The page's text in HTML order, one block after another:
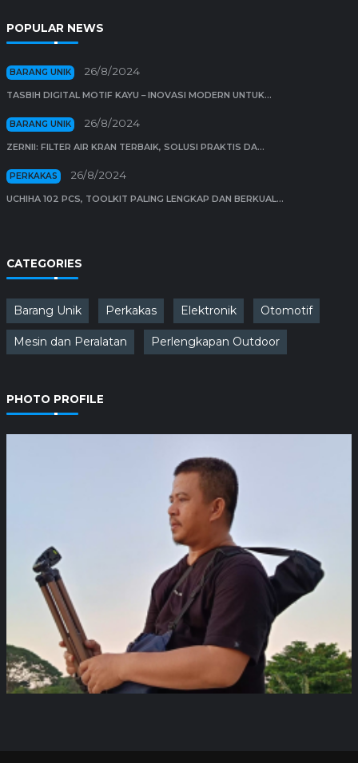
POPULAR NEWS
BARANG UNIK 26/8/2024
TASBIH DIGITAL MOTIF KAYU – INOVASI MODERN UNTUK...
BARANG UNIK 26/8/2024
ZERNII: FILTER AIR KRAN TERBAIK, SOLUSI PRAKTIS DA...
PERKAKAS 26/8/2024
UCHIHA 102 PCS, TOOLKIT PALING LENGKAP DAN BERKUAL...
CATEGORIES
Barang Unik Perkakas Elektronik Otomotif
Mesin dan Peralatan Perlengkapan Outdoor
PHOTO PROFILE